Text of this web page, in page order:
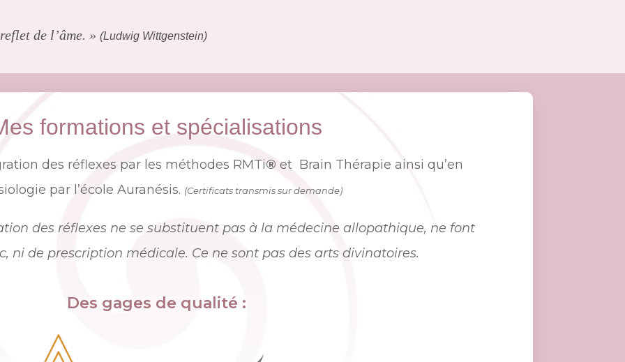
de l’âme. » (Ludwig Wittgenstein)
formations et spécialisations
des réflexes par les méthodes RMTi® et Brain Thérapie ainsi qu’en
par l’école Auranésis. (Certificats transmis sur demande)
des réflexes ne se substituent pas à la médecine allopathique, ne font
ni de prescription médicale. Ce ne sont pas des arts divinatoires.
Des gages de qualité :